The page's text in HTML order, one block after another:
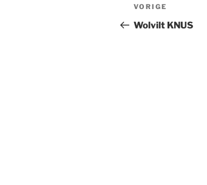
navigatie
Vorig
bericht
VORIGE
Wolvilt KNUS